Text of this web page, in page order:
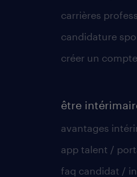
carrières
candidature
créer un
être
avantages
app talent /
faq candidat /